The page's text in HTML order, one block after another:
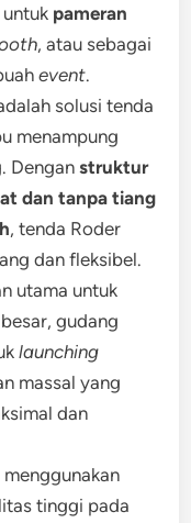
untuk pameran
, atau sebagai
event.
solusi tenda
menampung
Denganstruktur
dan tanpa tiang
, tenda Roder
dan fleksibel.
utama untuk
gudang
launching
massal yang
dan
menggunakan
tinggi pada